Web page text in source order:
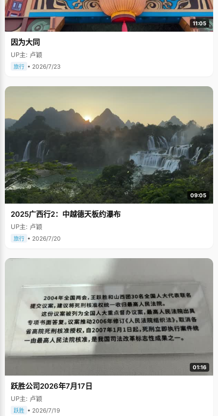
11:05
因为大同
UP主: 卢颖
旅行 • 2026/7/23
09:05
2025广西行2：中越德天板约瀑布
UP主: 卢颖
旅行 • 2026/7/20
01:16
跃胜公司2026年7月17日
UP主: 卢颖
跃胜 • 2026/7/19